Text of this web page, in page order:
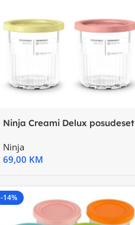
Ninja Creami Delux posudeset
Ninja
69,00 KM
-14%